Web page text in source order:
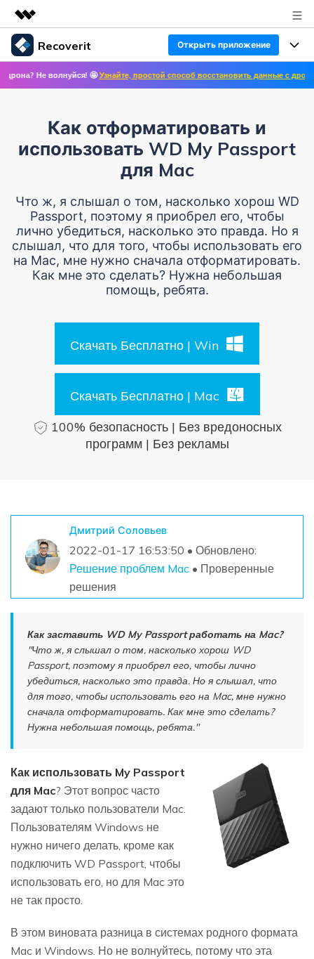
Рекомендуемые продукты
Цифровая креативность AIGC
Бизнес
Покупка
Поддержка
Recoverit Открыть приложение
Продукты
Восстановление фото/видео/аудио
Особенности
Восстановление медиафайлов
Восстановление документов
Восстановление с устройств
УЗНАЙТЕ ОБО ВСЕХ ФУНКЦИЯХ
Решение проблем с файлами
Решение проблем с компьютером
Решения для устройств хранения данных
Информационный центр
НАЙТИ БОЛЬШЕ РЕШЕНИЙ
Помощь
Руководство пользователя
Справочный центр
СКАЧАТЬ БЕСПЛАТНО Войти
Поиск
🤩Узнайте, простой способ восстановить данные с дронов! ✨ >> 🛩
Как отформатировать и
использовать WD My Passport
для Mac
Что ж, я слышал о том, насколько хорош WD
Passport, поэтому я приобрел его, чтобы
лично убедиться, насколько это правда. Но я
слышал, что для того, чтобы использовать его
на Mac, мне нужно сначала отформатировать.
Как мне это сделать? Нужна небольшая
помощь, ребята.
Скачать Бесплатно | Win
Скачать Бесплатно | Mac
100% безопасность | Без вредоносных
программ | Без рекламы
Дмитрий Соловьев
2022-01-17 16:53:50 • Обновлено:
Решение проблем Mac• Проверенные
решения
Как заставить WD My Passport работать на Mac?
"Что ж, я слышал о том, насколько хорош WD
Passport, поэтому я приобрел его, чтобы лично
убедиться, насколько это правда. Но я слышал, что
для того, чтобы использовать его на Mac, мне нужно
сначала отформатировать. Как мне это сделать?
Нужна небольшая помощь, ребята."
Как использовать My Passport
для Mac? Этот вопрос часто
задают только пользователи Mac.
Пользователям Windows не
нужно ничего делать, кроме как
подключить WD Passport, чтобы
использовать его, но для Mac это
не так просто.
В этом виновата разница в системах родного формата
Mac и Windows. Но не волнуйтесь, потому что эта